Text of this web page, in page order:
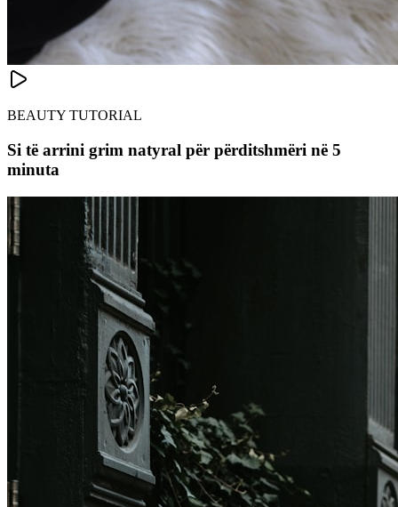
BEAUTY TUTORIAL
Si të arrini grim natyral për përditshmëri në 5
minuta